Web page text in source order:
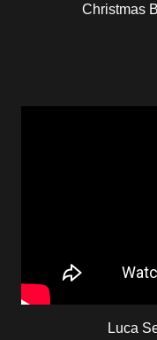
Christmas
Luca